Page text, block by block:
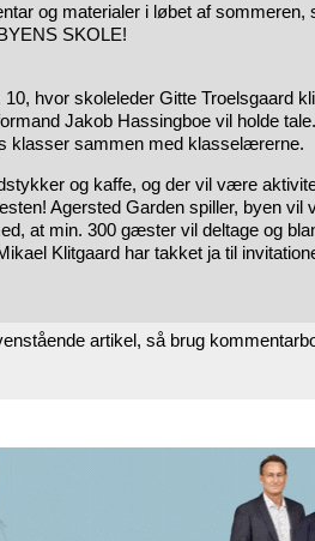
og materialer i løbet af sommeren,
SKOLE!
hvor skoleleder Gitte Troelsgaard
Jakob Hassingboe vil holde
klasser sammen med klasselærerne.
og kaffe, og der vil være
Agersted Garden spiller, byen
at min. 300 gæster vil deltage og
Klitgaard har takket ja til
artikel, så brug